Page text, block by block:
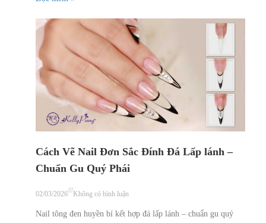
Cách Vẽ Nail Đơn Sắc Đính Đá Lấp lánh –
Chuẩn Gu Quý Phái
02/03/2026///Không có bình luận
Nail tông đen huyền bí kết hợp đá lấp lánh – chuẩn gu quý